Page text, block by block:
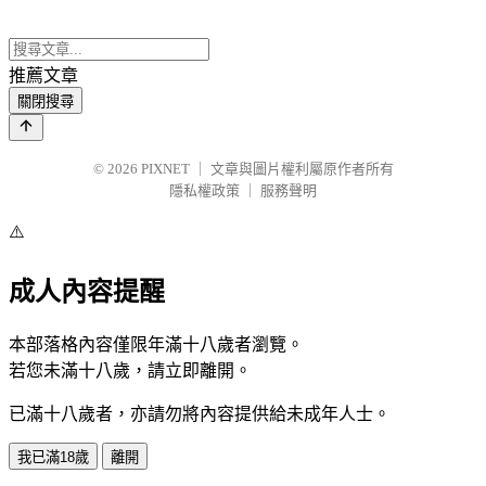
推薦文章
關閉搜尋
© 2026 PIXNET
文章與圖片權利屬原作者所有
隱私權政策
服務聲明
⚠️
成人內容提醒
本部落格內容僅限年滿十八歲者瀏覽。
若您未滿十八歲，請立即離開。
已滿十八歲者，亦請勿將內容提供給未成年人士。
我已滿18歲 離開